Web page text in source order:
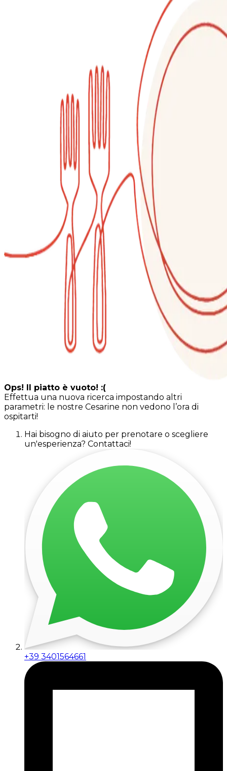
Ops! Il piatto è vuoto! :(
Effettua una nuova ricerca impostando altri
parametri: le nostre Cesarine non vedono l’ora di
ospitarti!
Hai bisogno di aiuto per prenotare o scegliere
un'esperienza? Contattaci!
+39 3401564661